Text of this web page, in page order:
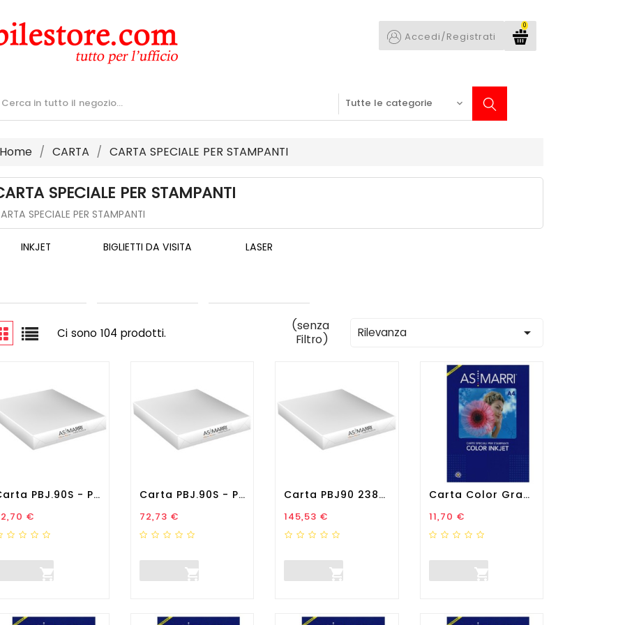
0
Accedi/Registrati
CARTA CARTA SPECIALE PER STAMPANTI
SPECIALE PER STAMPANTI
SPECIALE PER STAMPANTI
INKJET BIGLIETTI DA VISITA LASER
Ci sono 104 prodotti.
(senza
Filtro)
Rilevanza 
Carta PBJ.90S - Per Plotter...
€

Carta PBJ.90S - Per Plotter...
Prezzo
72,73 €

Carta PBJ90 2380 - Per...
Prezzo
145,53 €

Carta Color Graphic -...
Prezzo
11,70 €
